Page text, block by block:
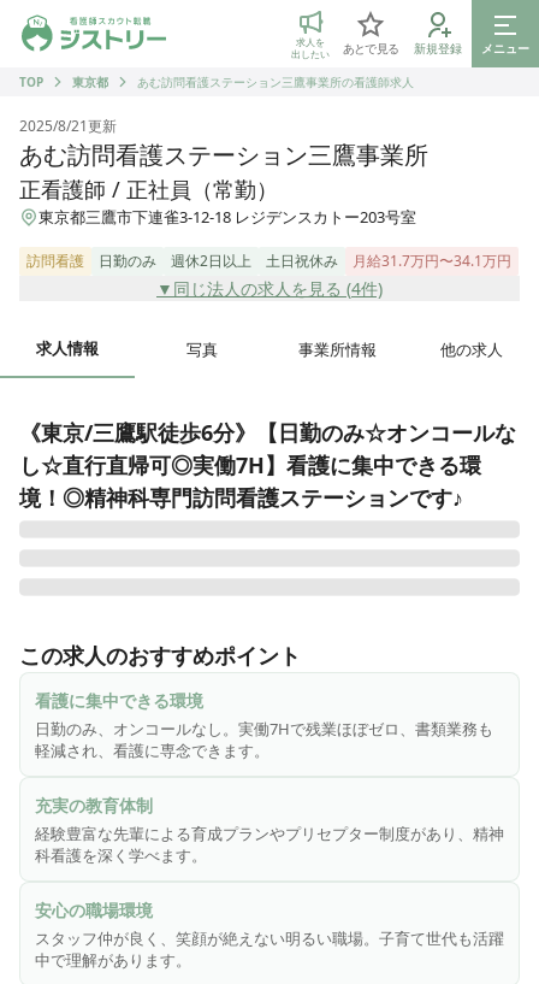
ジストリー 看護師の転職マッチング
求人を
出したい
あとで見る 新規登録
メニュー
TOP
東京都 あむ訪問看護ステーション三鷹事業所の看護師求人
2025/8/21更新
あむ訪問看護ステーション三鷹事業所
正看護師 / 正社員（常勤）
東京都三鷹市下連雀3-12-18 レジデンスカトー203号室
訪問看護 日勤のみ 週休2日以上 土日祝休み 月給31.7万円〜34.1万円
▼同じ法人の求人を見る (4件)
求人情報 写真 事業所情報 他の求人
《東京/三鷹駅徒歩6分》【日勤のみ☆オンコールな
し☆直行直帰可◎実働7H】看護に集中できる環
境！◎精神科専門訪問看護ステーションです♪
〜「伝える」を「伝わる」に〜
Amu.あむ株式会社は、精神障害者の方々へのトータルケアを
目指し、ご利用者様が地域で安心して、その人らしく過ごす
ことができるよう地域貢献を行う会社です。看護師・作業療
法士・精神保健福祉士など、様々な職種が在籍し、それぞれ
の専門的な視点での援助を行っています！
⭐︎★あむ訪問看護のポイント★⭐︎
◎看護に集中できる環境！仕事もプライベートも充実！
・残業ほぼゼロ、オンコールなし、直行直帰OK、実働7時間
で訪問件数によっては、17時前退社が可能です。iPad貸与に
てペーパーレスを推進しており、各事務手続きはクラウド上
で完結できるので、一切無駄がありません。
この求人のおすすめポイント
看護に集中できる環境
日勤のみ、オンコールなし。実働7Hで残業ほぼゼロ、書類業務も
軽減され、看護に専念できます。
充実の教育体制
経験豊富な先輩による育成プランやプリセプター制度があり、精神
科看護を深く学べます。
安心の職場環境
スタッフ仲が良く、笑顔が絶えない明るい職場。子育て世代も活躍
中で理解があります。